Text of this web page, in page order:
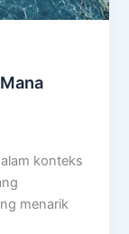
konteks
menarik